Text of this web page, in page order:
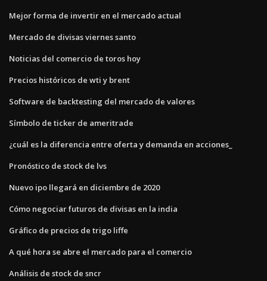
Mejor forma de invertir en el mercado actual
Mercado de divisas viernes santo
Noticias del comercio de toros hoy
Precios históricos de wti y brent
Software de backtesting del mercado de valores
Símbolo de ticker de ameritrade
¿cuál es la diferencia entre oferta y demanda en acciones_
Pronóstico de stock de lvs
Nuevo ipo llegará en diciembre de 2020
Cómo negociar futuros de divisas en la india
Gráfico de precios de trigo liffe
A qué hora se abre el mercado para el comercio
Análisis de stock de sncr